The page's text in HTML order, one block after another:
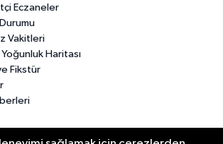
Eczaneler
Vakitleri
Haritası
Fikstür